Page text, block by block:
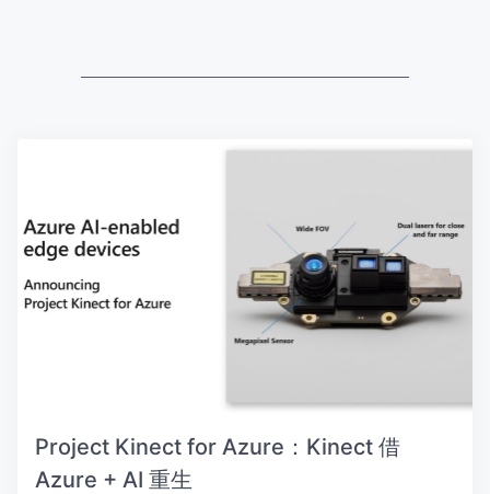
Project Kinect for Azure：Kinect 借
Azure + AI 重生